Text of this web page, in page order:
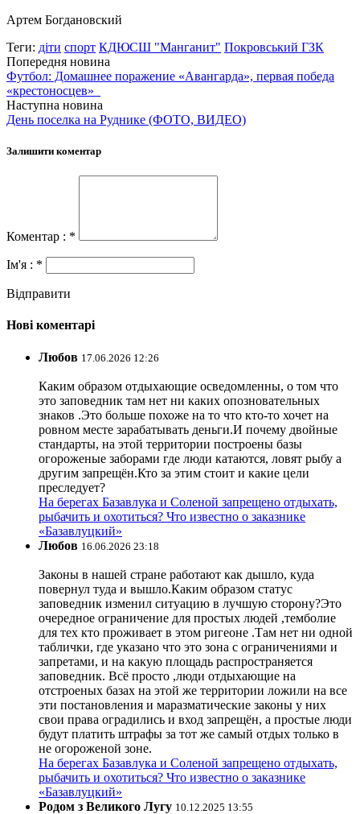
Артем Богдановский
Теги: діти спорт КДЮСШ "Манганит" Покровський ГЗК
Попередня новина
Футбол: Домашнее поражение «Авангарда», первая победа
«крестоносцев»
Наступна новина
День поселка на Руднике (ФОТО, ВИДЕО)
Залишити коментар
Коментар : *
Ім'я : *
Відправити
Нові коментарі
Любов 17.06.2026 12:26
Каким образом отдыхающие осведомленны, о том что
это заповедник там нет ни каких опозновательных
знаков .Это больше похоже на то что кто-то хочет на
ровном месте зарабатывать деньги.И почему двойные
стандарты, на этой территории построены базы
огороженые заборами где люди катаются, ловят рыбу а
другим запрещён.Кто за этим стоит и какие цели
преследует?
На берегах Базавлука и Соленой запрещено отдыхать,
рыбачить и охотиться? Что известно о заказнике
«Базавлуцкий»
Любов 16.06.2026 23:18
Законы в нашей стране работают как дышло, куда
повернул туда и вышло.Каким образом статус
заповедник изменил ситуацию в лучшую сторону?Это
очередное ограничение для простых людей ,темболие
для тех кто проживает в этом ригеоне .Там нет ни одной
таблички, где указано что это зона с ограничениями и
запретами, и на какую площадь распространяется
заповедник. Всё просто ,люди отдыхающие на
отстроеных базах на этой же территории ложили на все
эти постановления и маразматические законы у них
свои права оградились и вход запрещён, а простые люди
будут платить штрафы за тот же самый отдых только в
не огороженой зоне.
На берегах Базавлука и Соленой запрещено отдыхать,
рыбачить и охотиться? Что известно о заказнике
«Базавлуцкий»
Родом з Великого Лугу 10.12.2025 13:55